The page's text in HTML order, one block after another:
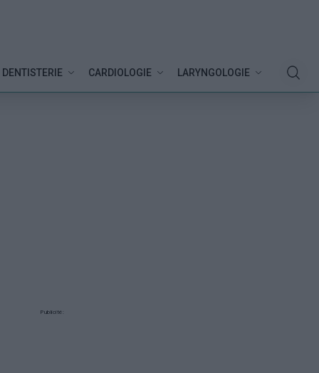
DENTISTERIE CARDIOLOGIE LARYNGOLOGIE
Publicité: